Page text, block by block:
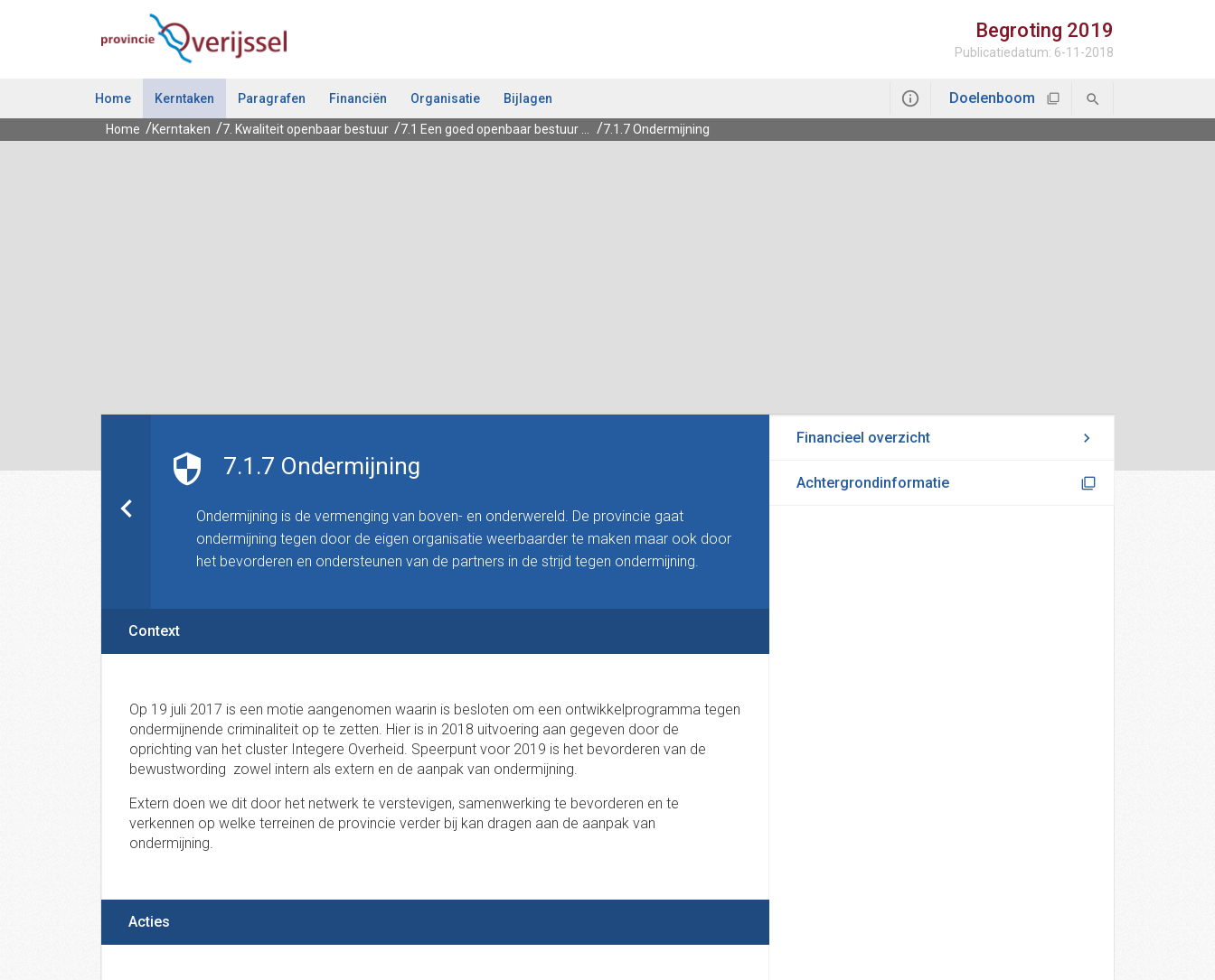
Ga naar de inhoud van deze pagina.
Begroting 2019
Publicatiedatum: 6-11-2018
Home Kerntaken Paragrafen Financiën Organisatie Bijlagen Doelenboom
Home Kerntaken 7. Kwaliteit openbaar bestuur 7.1.7 Ondermijning
7.1.7 Ondermijning
Ondermijning is de vermenging van boven- en onderwereld. De provincie gaat
ondermijning tegen door de eigen organisatie weerbaarder te maken maar ook door
het bevorderen en ondersteunen van de partners in de strijd tegen ondermijning.
Context
Op 19 juli 2017 is een motie aangenomen waarin is besloten om een ontwikkelprogramma tegen
ondermijnende criminaliteit op te zetten. Hier is in 2018 uitvoering aan gegeven door de
oprichting van het cluster Integere Overheid. Speerpunt voor 2019 is het bevorderen van de
bewustwording zowel intern als extern en de aanpak van ondermijning.
Extern doen we dit door het netwerk te verstevigen, samenwerking te bevorderen en te
verkennen op welke terreinen de provincie verder bij kan dragen aan de aanpak van
ondermijning.
Acties
Financieel overzicht
Achtergrondinformatie